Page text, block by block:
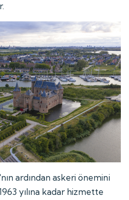
ardından askeri önemini
yılına kadar hizmette